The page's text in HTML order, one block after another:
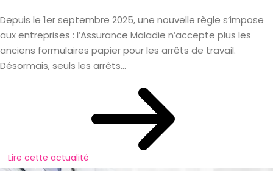
Depuis le 1er septembre 2025, une nouvelle règle s’impose
aux entreprises : l’Assurance Maladie n’accepte plus les
anciens formulaires papier pour les arrêts de travail.
Désormais, seuls les arrêts...
Lire cette actualité